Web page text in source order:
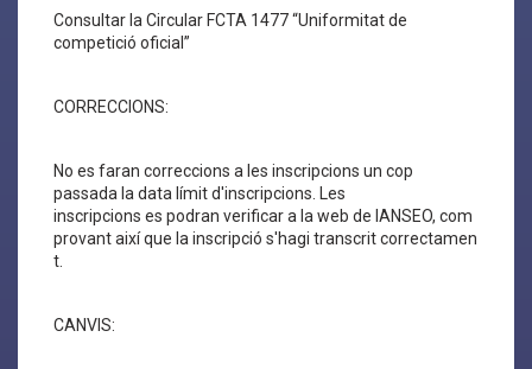
Consultar la Circular FCTA 1477 “Uniformitat de
competició oficial”
CORRECCIONS:
No es faran correccions a les inscripcions un cop
passada la data límit d'inscripcions. Les
inscripcions es podran verificar a la web de IANSEO, com
provant així que la inscripció s'hagi transcrit correctamen
t.
CANVIS: